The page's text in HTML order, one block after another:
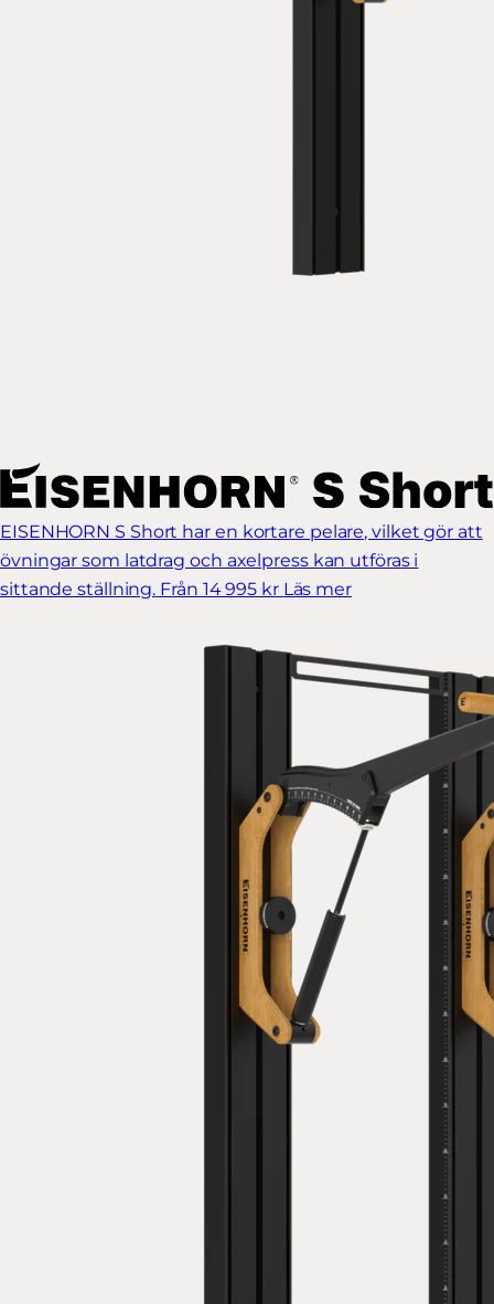
EISENHORN S Short har en kortare pelare, vilket gör att
övningar som latdrag och axelpress kan utföras i
sittande ställning. Från 14 995 kr Läs mer